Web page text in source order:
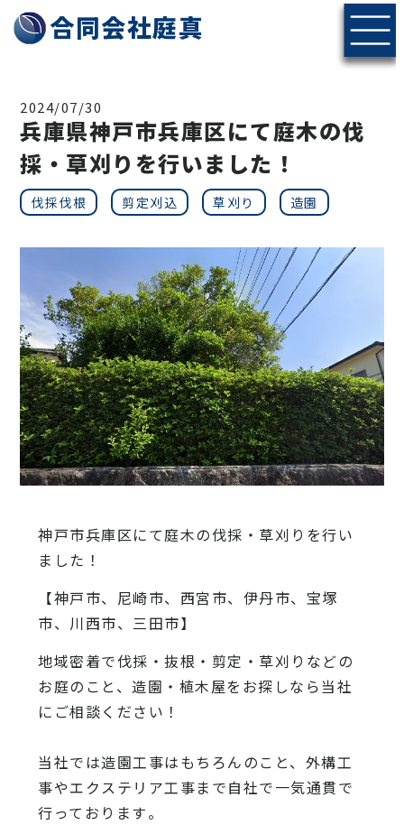
神戸・北摂エリアの伐採・剪定なら合同会社庭真へ
合同会社庭真
2024/07/30
兵庫県神戸市兵庫区にて庭木の伐
採・草刈りを行いました！
伐採伐根 剪定刈込 草刈り 造園
神戸市兵庫区にて庭木の伐採・草刈りを行い
ました！
【神戸市、尼崎市、西宮市、伊丹市、宝塚
市、川西市、三田市】
地域密着で伐採・抜根・剪定・草刈りなどの
お庭のこと、造園・ 植木屋をお探しなら当社
にご相談ください！
当社では造園工事はもちろんのこと、 外構工
事やエクステリア工事まで自社で一気通貫で
行っております。